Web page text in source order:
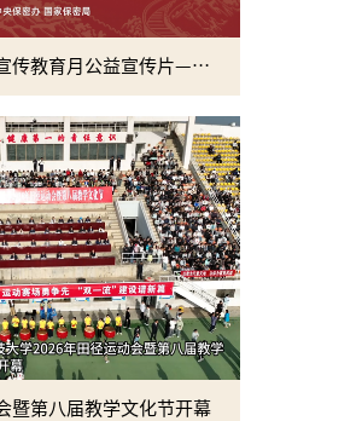
2026年全国保密宣传教育月公益宣传片—方寸之间
暨第八届教学文化节开幕